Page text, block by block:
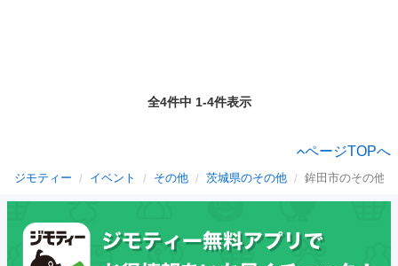
全4件中 1-4件表示
ページTOPへ
ジモティー イベント その他 茨城県のその他 鉾田市のその他